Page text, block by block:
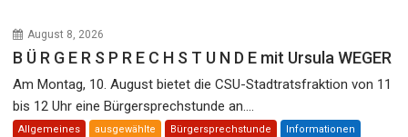
August 8, 2026
B Ü R G E R S P R E C H S T U N D E mit Ursula WEGER
Am Montag, 10. August bietet die CSU-Stadtratsfraktion von 11
bis 12 Uhr eine Bürgersprechstunde an....
Allgemeines ausgewählte Bürgersprechstunde Informationen